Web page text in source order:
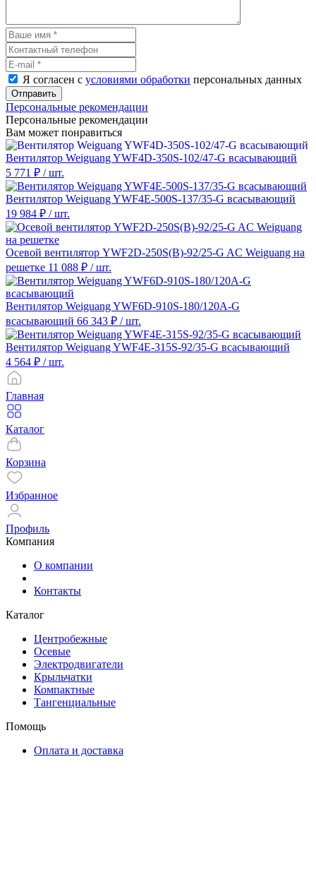
Я согласен с условиями обработки персональных данных
Отправить
Персональные рекомендации
Персональные рекомендации
Вам может понравиться
Вентилятор Weiguang YWF4D-350S-102/47-G всасывающий
5 771 ₽ / шт.
Вентилятор Weiguang YWF4E-500S-137/35-G всасывающий
19 984 ₽ / шт.
Осевой вентилятор YWF2D-250S(B)-92/25-G AC Weiguang на
решетке 11 088 ₽ / шт.
Вентилятор Weiguang YWF6D-910S-180/120A-G
всасывающий 66 343 ₽ / шт.
Вентилятор Weiguang YWF4E-315S-92/35-G всасывающий
4 564 ₽ / шт.
Главная
Каталог
Корзина
Избранное
Профиль
Компания
О компании
Контакты
Каталог
Центробежные
Осевые
Электродвигатели
Крыльчатки
Компактные
Тангенциальные
Помощь
Оплата и доставка